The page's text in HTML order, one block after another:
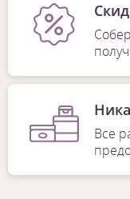
Все